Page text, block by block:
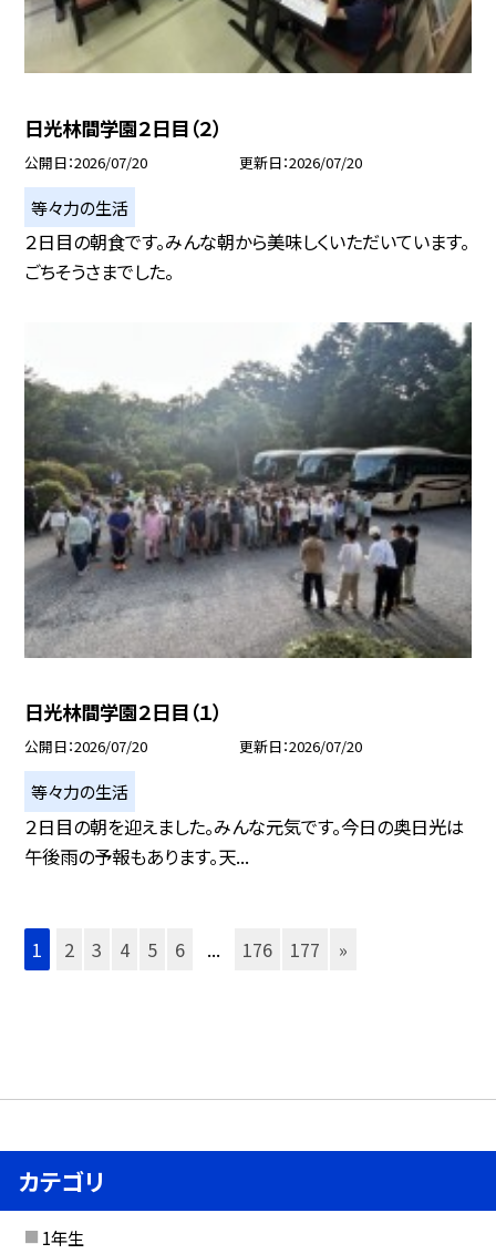
日光林間学園２日目（２）
公開日 2026/07/20 更新日 2026/07/20
等々力の生活
２日目の朝食です。みんな朝から美味しくいただいています。
ごちそうさまでした。
日光林間学園２日目（１）
公開日 2026/07/20 更新日 2026/07/20
等々力の生活
２日目の朝を迎えました。みんな元気です。今日の奥日光は
午後雨の予報もあります。天...
1 2 3 4 5 6 ... 176 177 »
カテゴリ
1年生